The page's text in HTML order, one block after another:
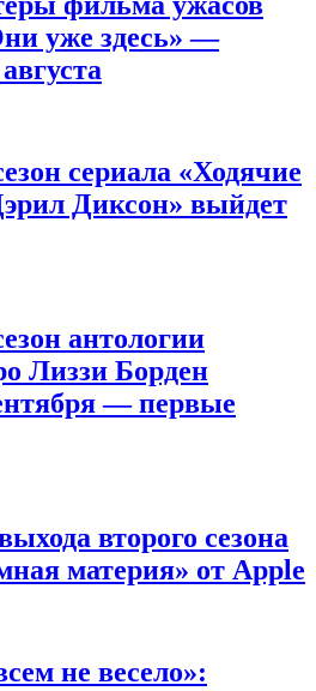
уже здесь» —
сериала «Ходячие
Диксон» выйдет
антологии
Лиззи Борден
— первые
второго сезона
материя» от Apple
не весело»: